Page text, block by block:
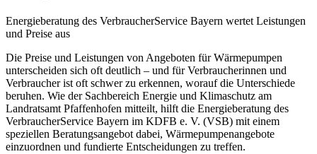
Energieberatung des VerbraucherService Bayern wertet Leistungen
und Preise aus
Die Preise und Leistungen von Angeboten für Wärmepumpen
unterscheiden sich oft deutlich – und für Verbraucherinnen und
Verbraucher ist oft schwer zu erkennen, worauf die Unterschiede
beruhen. Wie der Sachbereich Energie und Klimaschutz am
Landratsamt Pfaffenhofen mitteilt, hilft die Energieberatung des
VerbraucherService Bayern im KDFB e. V. (VSB) mit einem
speziellen Beratungsangebot dabei, Wärmepumpenangebote
einzuordnen und fundierte Entscheidungen zu treffen.